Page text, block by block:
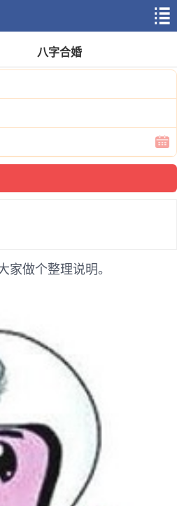
八字合婚
家做个整理说明。